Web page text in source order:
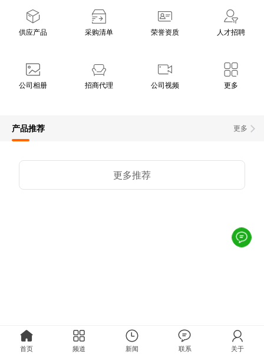
供应产品 采购清单 荣誉资质 人才招聘
公司相册 招商代理 公司视频 更多
更多
产品推荐
更多推荐
首页 频道 新闻 联系 关于